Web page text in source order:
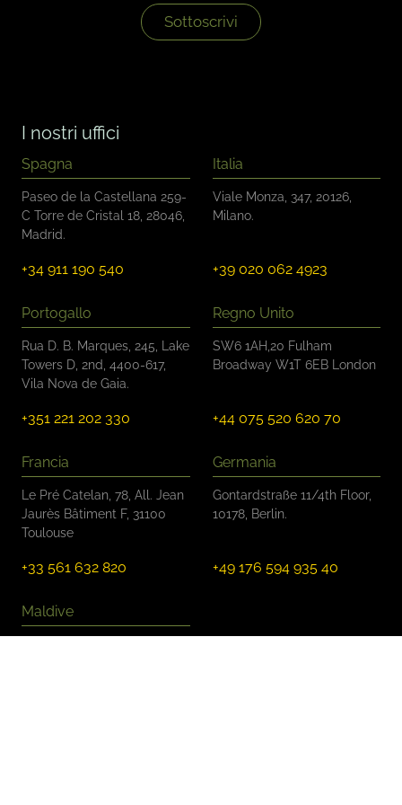
o
n
t
r
o
l
l
o
Sottoscrivi
I nostri uffici
Spagna
Paseo de la Castellana 259-
C Torre de Cristal 18, 28046,
Madrid.
+34 911 190 540
Italia
Viale Monza, 347, 20126,
Milano.
+39 020 062 4923
Portogallo
Rua D. B. Marques, 245, Lake
Towers D, 2nd, 4400-617,
Vila Nova de Gaia.
+351 221 202 330
Regno Unito
SW6 1AH,20 Fulham
Broadway W1T 6EB London
+44 075 520 620 70
Francia
Le Pré Catelan, 78, All. Jean
Jaurès Bâtiment F, 31100
Toulouse
+33 561 632 820
Germania
Gontardstraße 11/4th Floor,
10178, Berlin.
+49 176 594 935 40
Maldive